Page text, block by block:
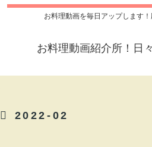
お料理動画を毎日アップします
お料理動画紹介所！日
2022-02